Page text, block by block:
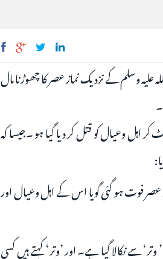
وسلم کے نزدیک نماز عصر کا چھوڑنا مال
وعیال کو قتل کر دیا گیا ہو ۔جیسا کہ
کی نماز عصر فوت ہو گئی گویا اس کے اہل وعیال اور
وتر‘ سے نکالا گیا ہے۔ اور ’وتر‘ کہتے ہیں کسی